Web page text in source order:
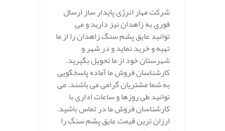
شرکت مهار انرژی پایدار ساز ارسال
فوری به زاهدان نیز دارید و می
توانید عایق پشم سنگ زاهدان را از ما
تهیه و خرید نماید و در شهر و
شهرستان خود از ما تحویل بگیرید.
کارشناسان فروش ما آماده پاسخگویی
به شما مشتریان گرامی می باشند. می
توانید طی روزها و ساعات اداری با
کارشناسان فروش ما در تماس باشید.
ارزان ترین قیمت عایق پشم سنگ را